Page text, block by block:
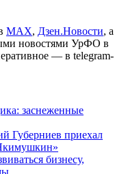
МАХ, Дзен.Новости, а
новостями УрФО в
— в telegram-
заснеженные
Губерниев приехал
бизнесу,